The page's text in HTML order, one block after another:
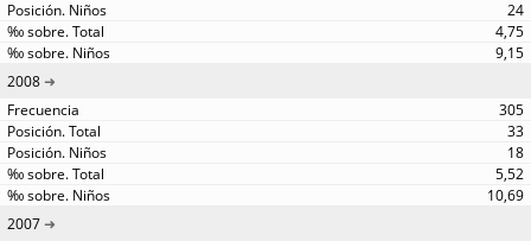
24
4,75
9,15
2008
305
33
18
5,52
10,69
2007